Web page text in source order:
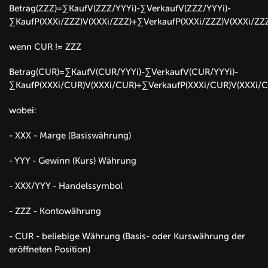
Betrag(ZZZ)=∑KaufV(ZZZ/YYYi)-∑VerkaufV(ZZZ/YYYi)-
∑KaufP(XXXi/ZZZ)V(XXXi/ZZZ)+∑VerkaufP(XXXi/ZZZ)V(XXXi/
wenn CUR != ZZZ
Betrag(CUR)=∑KaufV(CUR/YYYi)-∑VerkaufV(CUR/YYYi)-
∑KaufP(XXXi/CUR)V(XXXi/CUR)+∑VerkaufP(XXXi/CUR)V(XXXi/
wobei:
- XXX - Marge (Basiswährung)
- YYY - Gewinn (Kurs) Währung
- XXX/YYY - Handelssymbol
- ZZZ - Kontowährung
- CUR - beliebige Währung (Basis- oder Kurswährung der
eröffneten Position)